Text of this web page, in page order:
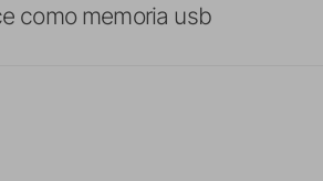
como memoria usb